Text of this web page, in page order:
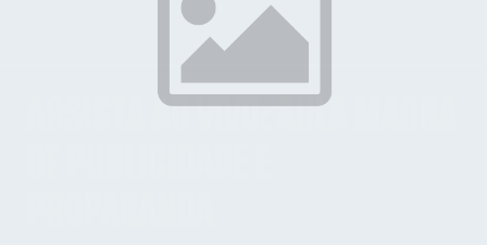
ASSISTA AO VIVO: AULA MAGNA